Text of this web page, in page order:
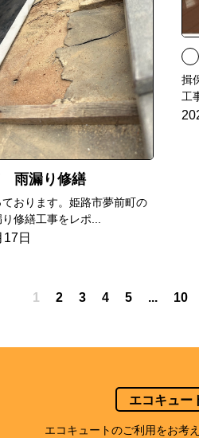
雨漏り修繕
おります。姫路市夢前町の
り修繕工事をレポ...
日
揖
工
1 2 3 4 5 ... 10
エコキュー
エコキュートのご利用をお考